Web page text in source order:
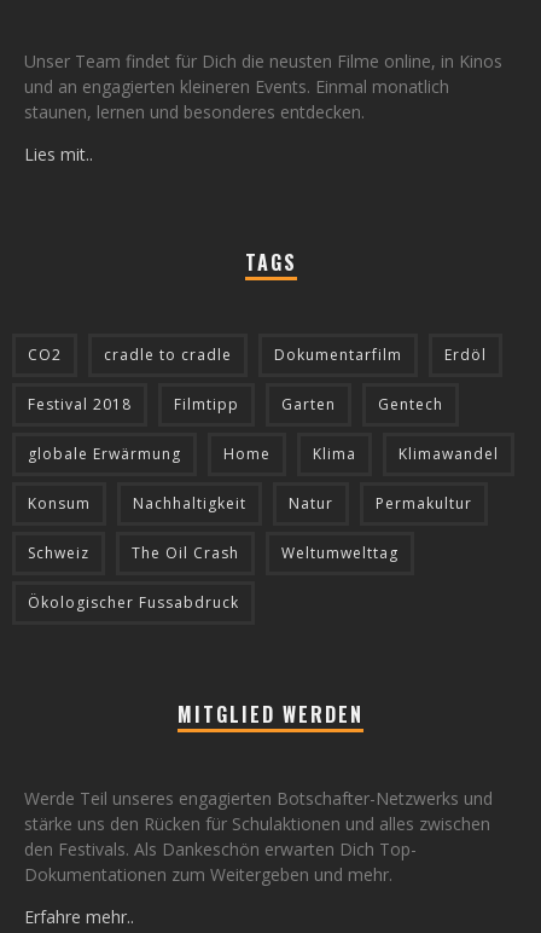
Unser Team findet für Dich die neusten Filme online, in Kinos
und an engagierten kleineren Events. Einmal monatlich
staunen, lernen und besonderes entdecken.
Lies mit..
TAGS
CO2 cradle to cradle Dokumentarfilm Erdöl
Festival 2018 Filmtipp Garten Gentech
globale Erwärmung Home Klima Klimawandel
Konsum Nachhaltigkeit Natur Permakultur
Schweiz The Oil Crash Weltumwelttag
Ökologischer Fussabdruck
MITGLIED WERDEN
Werde Teil unseres engagierten Botschafter-Netzwerks und
stärke uns den Rücken für Schulaktionen und alles zwischen
den Festivals. Als Dankeschön erwarten Dich Top-
Dokumentationen zum Weitergeben und mehr.
Erfahre mehr..